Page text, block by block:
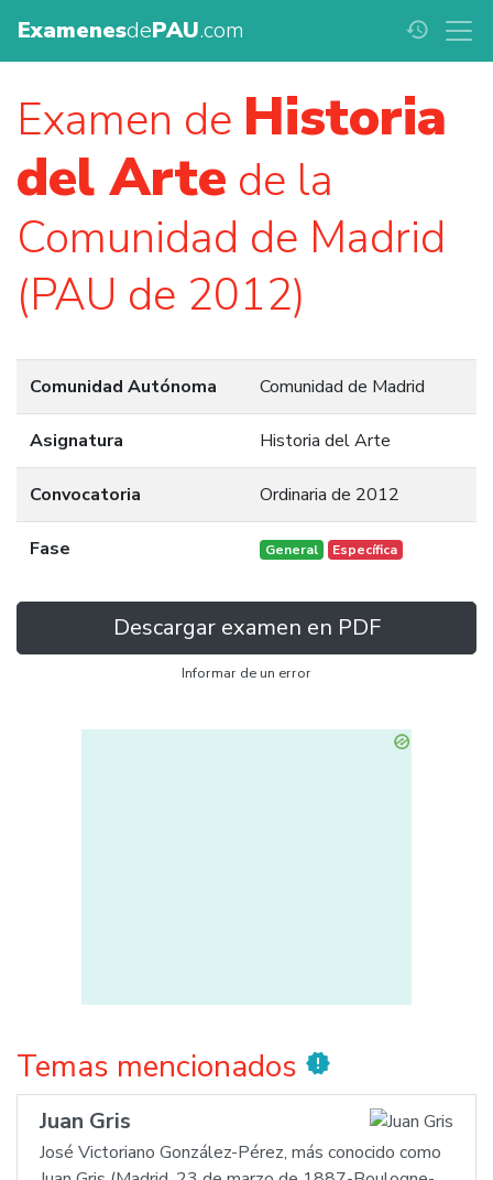
ExamenesdePAU.com history
Examen de Historia
del Arte de la
Comunidad de Madrid
(PAU de 2012)
Comunidad Autónoma Comunidad de Madrid
Asignatura Historia del Arte
Convocatoria Ordinaria de 2012
Fase General Específica
Descargar examen en PDF
Informar de un error
Temas mencionados new_releases
Juan Gris
José Victoriano González-Pérez, más conocido como